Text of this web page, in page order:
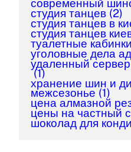
современный
студия танцев (2)
студия танцев в
студия танцев
туалетные кабинки
уголовные дела
удаленный
(1)
хранение шин и
межсезонье (1)
цена алмазной
цены на частный
шоколад для